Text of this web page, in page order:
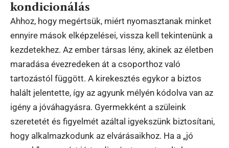
kondicionálás
Ahhoz, hogy megértsük, miért nyomasztanak minket
ennyire mások elképzelései, vissza kell tekintenünk a
kezdetekhez. Az ember társas lény, akinek az életben
maradása évezredeken át a csoporthoz való
tartozástól függött. A kirekesztés egykor a biztos
halált jelentette, így az agyunk mélyén kódolva van az
igény a jóváhagyásra. Gyermekként a szüleink
szeretetét és figyelmét azáltal igyekszünk biztosítani,
hogy alkalmazkodunk az elvárásaikhoz. Ha a „jó